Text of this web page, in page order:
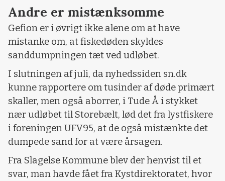
Andre er mistænksomme
Gefion er i øvrigt ikke alene om at have
mistanke om, at fiskedøden skyldes
sanddumpningen tæt ved udløbet.
I slutningen af juli, da nyhedssiden sn.dk
kunne rapportere om tusinder af døde primært
skaller, men også aborrer, i Tude Å i stykket
nær udløbet til Storebælt, lød det fra lystfiskere
i foreningen UFV95, at de også mistænkte det
dumpede sand for at være årsagen.
Fra Slagelse Kommune blev der henvist til et
svar, man havde fået fra Kystdirektoratet, hvor